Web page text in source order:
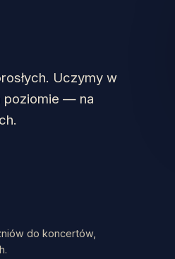
Uczymy w
poziomie — na
do koncertów,